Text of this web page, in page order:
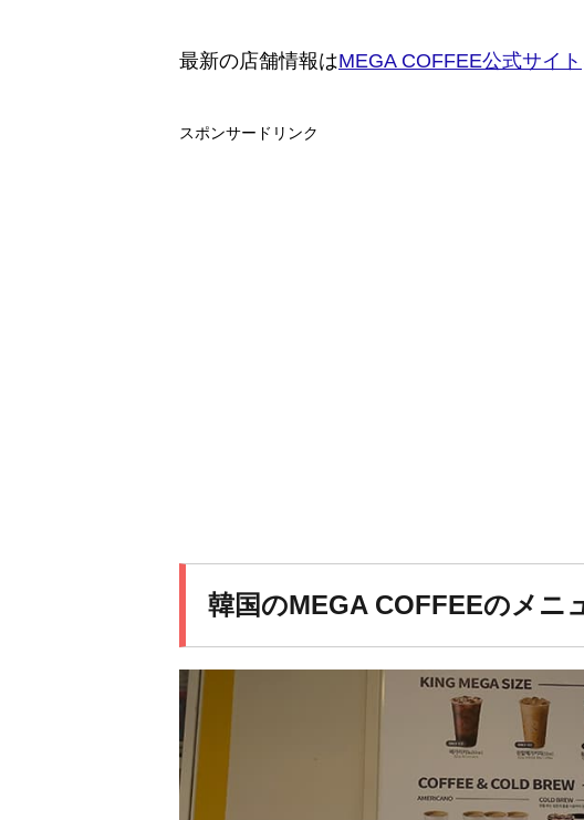
最新の店舗情報はMEGA COFFEE公式サイト
スポンサードリンク
韓国のMEGA COFFEEのメニ